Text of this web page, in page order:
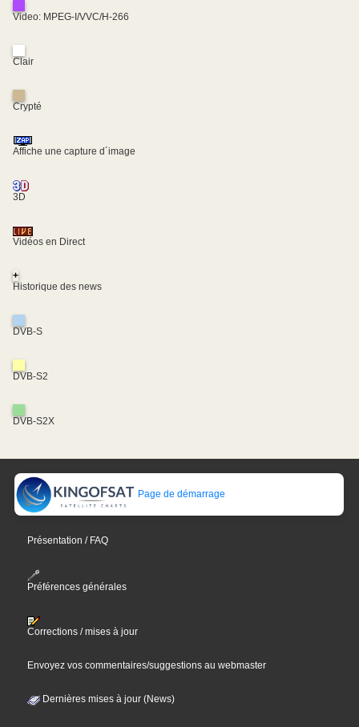
Video: MPEG-I/VVC/H-266
Clair
Crypté
Affiche une capture d´image
3D
Vidéos en Direct
+
Historique des news
DVB-S
DVB-S2
DVB-S2X
Page de démarrage
Présentation / FAQ
Préférences générales
Corrections / mises à jour
Envoyez vos commentaires/suggestions au webmaster
Dernières mises à jour (News)